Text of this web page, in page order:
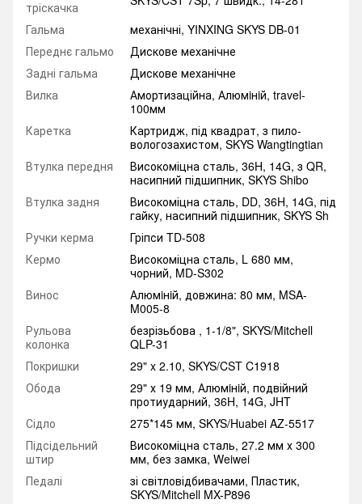
тріскачка
Гальма
механічні, YINXING SKYS DB-01
Переднє гальмо
Дискове механічне
Задні гальма
Дискове механічне
Вилка
Амортизаційна, Алюмiнiй, travel-
100мм
Каретка
Картридж, під квадрат, з пило-
вологозахистом, SKYS Wangtingtian
Втулка передня
Високоміцна сталь, 36H, 14G, з QR,
насипний підшипник, SKYS Shibo
Втулка задня
Високоміцна сталь, DD, 36H, 14G, під
гайку, насипний підшипник, SKYS Sh
Ручки керма
Гріпси TD-508
Кермо
Високоміцна сталь, L 680 мм,
чорний, MD-S302
Винос
Алюмiнiй, довжина: 80 мм, MSA-
M005-8
Рульова
колонка
безрізьбова , 1-1/8", SKYS/Mitchell
QLP-31
Покришки
29" x 2.10, SKYS/CST C1918
Обода
29" х 19 мм, Алюмiнiй, подвійний
протиударний, 36H, 14G, JHT
Сідло
275*145 мм, SKYS/Huabei AZ-5517
Підсідельний
штир
Високоміцна сталь, 27.2 мм х 300
мм, без замка, Weiwei
Педалі
зі світловідбивачами, Пластик,
SKYS/Mitchell MX-P896